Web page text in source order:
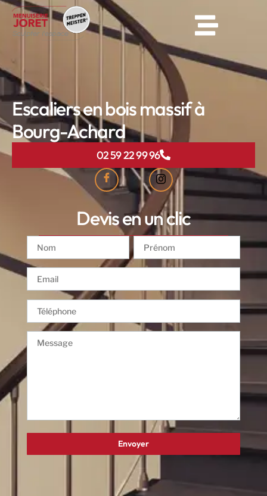
Escaliers en bois massif à
Bourg-Achard
02 59 22 99 96
Devis en un clic